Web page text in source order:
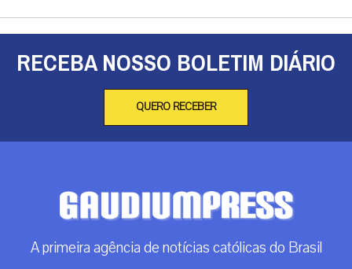
RECEBA NOSSO BOLETIM DIÁRIO
QUERO RECEBER
A primeira agência de notícias católicas do Brasil